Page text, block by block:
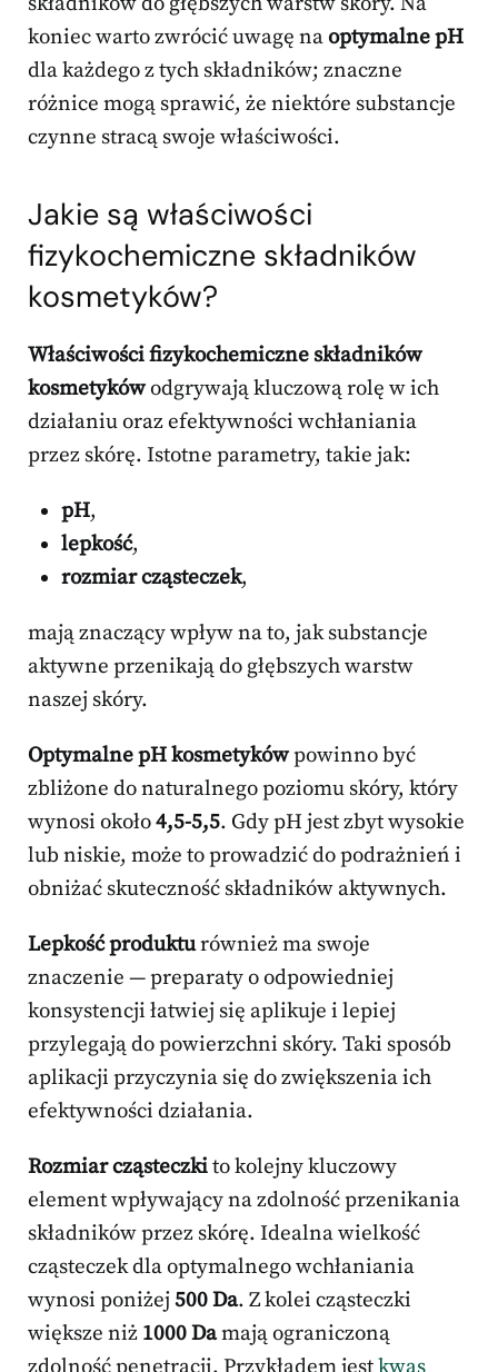
koniec warto zwrócić uwagę naoptymalne pH
dla każdego z tych składników; znaczne
różnice mogą sprawić, że niektóre substancje
czynne stracą swoje właściwości.
Jakie są właściwości
fizykochemiczne składników
kosmetyków?
Właściwości fizykochemiczne składników
kosmetykówodgrywają kluczową rolę w ich
działaniu oraz efektywności wchłaniania
przez skórę. Istotne parametry, takie jak:
pH,
lepkość,
rozmiar cząsteczek,
mają znaczący wpływ na to, jak substancje
aktywne przenikają do głębszych warstw
naszej skóry.
Optymalne pH kosmetykówpowinno być
zbliżone do naturalnego poziomu skóry, który
wynosi około4,5-5,5. Gdy pH jest zbyt wysokie
lub niskie, może to prowadzić do podrażnień i
obniżać skuteczność składników aktywnych.
Lepkość produkturównież ma swoje
znaczenie — preparaty o odpowiedniej
konsystencji łatwiej się aplikuje i lepiej
przylegają do powierzchni skóry. Taki sposób
aplikacji przyczynia się do zwiększenia ich
efektywności działania.
Rozmiar cząsteczkito kolejny kluczowy
element wpływający na zdolność przenikania
składników przez skórę. Idealna wielkość
cząsteczek dla optymalnego wchłaniania
wynosi poniżej500 Da. Z kolei cząsteczki
większe niż 1000 Damają ograniczoną